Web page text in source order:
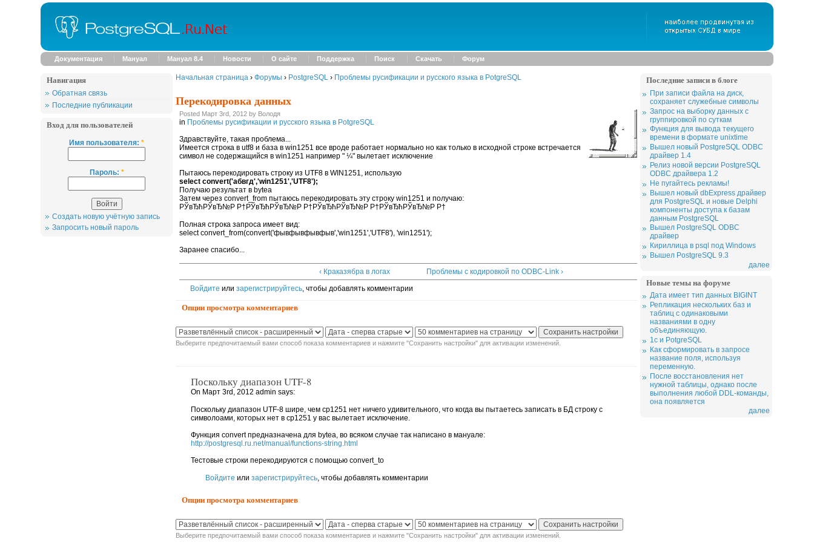
Документация Мануал Мануал 8.4 Новости О сайте Поддержка Поиск Скачать Форум
Навигация
Обратная связь
Последние публикации
Вход для пользователей
Имя пользователя:*
Пароль: *
Создать новую учётную запись
Запросить новый пароль
Начальная страница› Форумы › PostgreSQL› Проблемы русификации и русского языка в PotgreSQL
Перекодировка данных
Posted Март 3rd, 2012 by Володя
in Проблемы русификации и русского языка в PotgreSQL
Здравствуйте, такая проблема...
Имеется строка в utf8 и база в win1251 все вроде работает нормально но как только в исходной строке встречается
символ не содержащийся в win1251 например " ¼" вылетает исключение
Пытаюсь перекодировать строку из UTF8 в WIN1251, использую
select convert('абвгд','win1251','UTF8');
Получаю результат в bytea
Затем через convert_from пытаюсь перекодировать эту строку win1251 и получаю:
РЎвЂћРЎвЂ№Р Р†РЎвЂћРЎвЂ№Р Р†РЎвЂћРЎвЂ№Р Р†РЎвЂћРЎвЂ№Р Р†
Полная строка запроса имеет вид:
select convert_from(convert('фывфывфывфыв','win1251','UTF8'), 'win1251');
Заранее спасибо...
‹ Краказябра в логах Проблемы с кодировкой по ODBC-Link ›
Войдите или зарегистрируйтесь, чтобы добавлять комментарии
Опции просмотра комментариев
Выберите предпочитаемый вами способ показа комментариев и нажмите "Сохранить настройки" для активации изменений.
Поскольку диапазон UTF-8
On Март 3rd, 2012 admin says:
Поскольку диапазон UTF-8 шире, чем cp1251 нет ничего удивительного, что когда вы пытаетесь записать в БД строку с
символоами, которых нет в cp1251 у вас вылетает исключение.
Функция convert предназначена для bytea, во всяком случае так написано в мануале:
http://postgresql.ru.net/manual/functions-string.html
Тестовые строки перекодируются с помощью convert_to
Войдите или зарегистрируйтесь, чтобы добавлять комментарии
Опции просмотра комментариев
Выберите предпочитаемый вами способ показа комментариев и нажмите "Сохранить настройки" для активации изменений.
Последние записи в блоге
При записи файла на диск,
сохраняет служебные символы
Запрос на выборку данных с
группировкой по суткам
Функция для вывода текущего
времени в формате unixtime
Вышел новый PostgreSQL ODBC
драйвер 1.4
Релиз новой версии PostgreSQL
ODBC драйвера 1.2
Не пугайтесь рекламы!
Вышел новый dbExpress драйвер
для PostgreSQL и новые Delphi
компоненты доступа к базам
данным PostgreSQL
Вышел PostgreSQL ODBC
драйвер
Кириллица в psql под Windows
Вышел PostgreSQL 9.3
далее
Новые темы на форуме
Дата имеет тип данных BIGINT
Репликация нескольких баз и
таблиц с одинаковыми
названиями в одну
объединяющую.
1c и PotgreSQL
Как сформировать в запросе
название поля, используя
переменную.
После восстановления нет
нужной таблицы, однако после
выполнения любой DDL-команды,
она появляется
далее